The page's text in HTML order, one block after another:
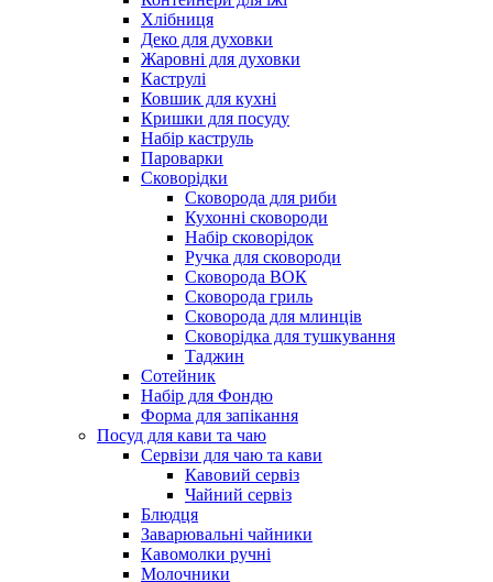
Хлібниця
Деко для духовки
Жаровні для духовки
Каструлі
Ковшик для кухні
Кришки для посуду
Набір каструль
Пароварки
Сковорідки
Сковорода для риби
Кухонні сковороди
Набір сковорідок
Ручка для сковороди
Сковорода ВОК
Сковорода гриль
Сковорода для млинців
Сковорідка для тушкування
Таджин
Сотейник
Набір для Фондю
Форма для запікання
Посуд для кави та чаю
Сервізи для чаю та кави
Кавовий сервіз
Чайний сервіз
Блюдця
Заварювальні чайники
Кавомолки ручні
Молочники